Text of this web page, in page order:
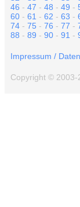
46 - 47 - 48 - 49 -
60 - 61 - 62 - 63 -
74 - 75 - 76 - 77 -
88 - 89 - 90 - 91 -
Impressum /
Copyright © 2003-